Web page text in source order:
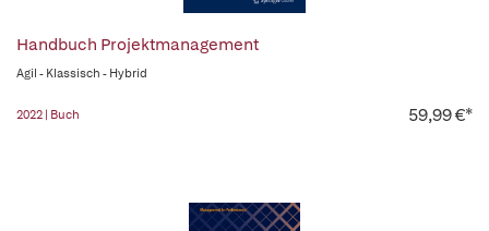
Handbuch Projektmanagement
Agil - Klassisch - Hybrid
2022 | Buch 59,99 €*